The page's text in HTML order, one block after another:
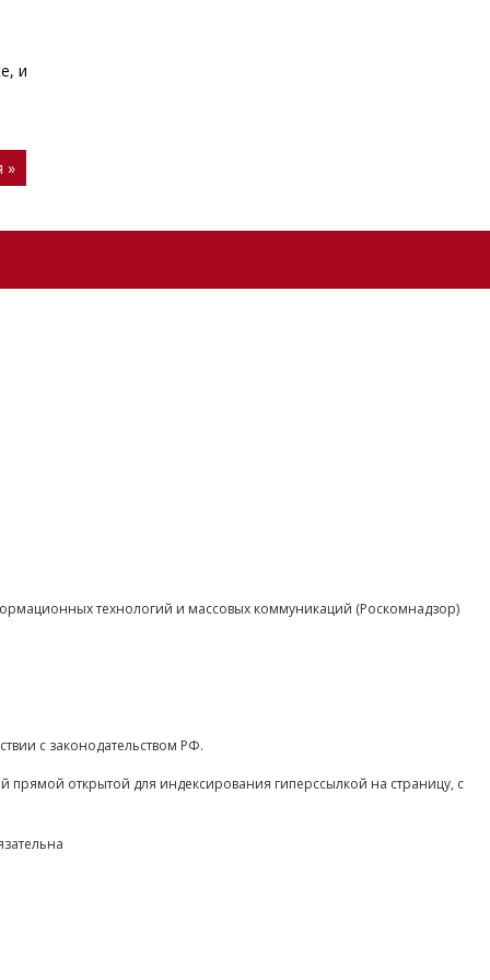
и
»
технологий и массовых коммуникаций (Роскомнадзор)
с законодательством РФ.
прямой открытой для индексирования гиперссылкой на страницу, с